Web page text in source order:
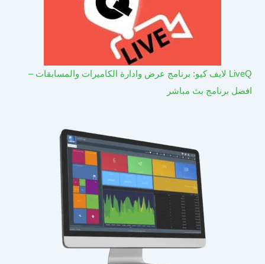
LiveQ لايف كيو: برنامج عرض وادارة الكاميرات والمسابقات –
افضل برنامج بث مباشر